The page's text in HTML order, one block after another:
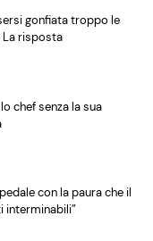
gonfiata troppo le
La risposta
chef senza la sua
con la paura che il
interminabili”